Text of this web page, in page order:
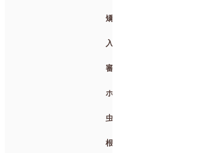
矯正歯科
入れ歯
審美歯科
ホワイトニング
虫歯治療・抜歯
根管治療